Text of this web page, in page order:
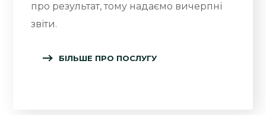
про результат, тому надаємо вичерпні
звіти.
БІЛЬШЕ ПРО ПОСЛУГУ